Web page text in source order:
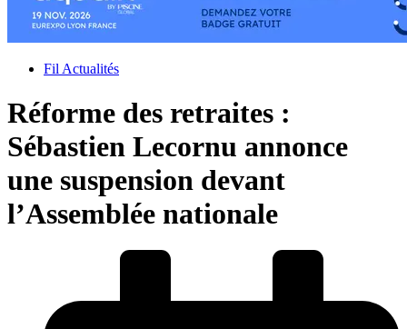
Fil Actualités
Réforme des retraites :
Sébastien Lecornu annonce
une suspension devant
l’Assemblée nationale